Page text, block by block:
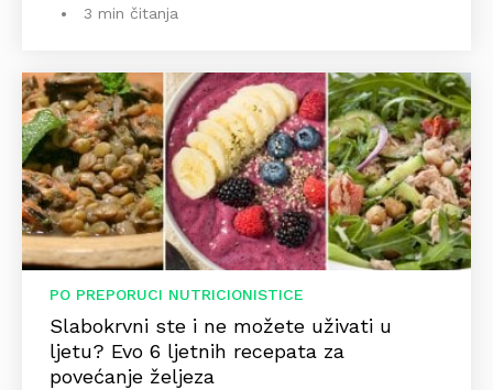
3 min čitanja
PO PREPORUCI NUTRICIONISTICE
Slabokrvni ste i ne možete uživati u
ljetu? Evo 6 ljetnih recepata za
povećanje željeza